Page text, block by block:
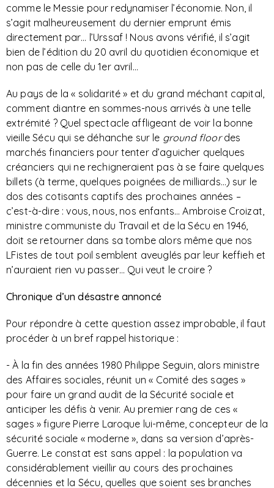
comme le Messie pour redynamiser l’économie. Non, il
s’agit malheureusement du dernier emprunt émis
directement par… l’Urssaf ! Nous avons vérifié, il s’agit
bien de l’édition du 20 avril du quotidien économique et
non pas de celle du 1er avril…
Au pays de la « solidarité » et du grand méchant capital,
comment diantre en sommes-nous arrivés à une telle
extrémité ? Quel spectacle affligeant de voir la bonne
vieille Sécu qui se déhanche sur le ground floordes
marchés financiers pour tenter d’aguicher quelques
créanciers qui ne rechigneraient pas à se faire quelques
billets (à terme, quelques poignées de milliards…) sur le
dos des cotisants captifs des prochaines années –
c’est-à-dire : vous, nous, nos enfants… Ambroise Croizat,
ministre communiste du Travail et de la Sécu en 1946,
doit se retourner dans sa tombe alors même que nos
LFistes de tout poil semblent aveuglés par leur keffieh et
n’auraient rien vu passer… Qui veut le croire ?
Chronique d’un désastre annoncé
Pour répondre à cette question assez improbable, il faut
procéder à un bref rappel historique :
- À la fin des années 1980 Philippe Seguin, alors ministre
des Affaires sociales, réunit un « Comité des sages »
pour faire un grand audit de la Sécurité sociale et
anticiper les défis à venir. Au premier rang de ces «
sages » figure Pierre Laroque lui-même, concepteur de la
sécurité sociale « moderne », dans sa version d’après-
Guerre. Le constat est sans appel : la population va
considérablement vieillir au cours des prochaines
décennies et la Sécu, quelles que soient ses branches